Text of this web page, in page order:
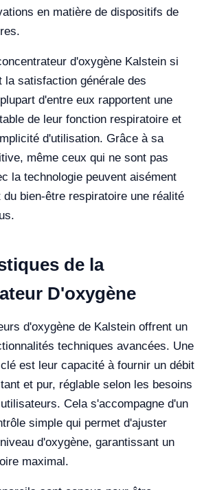
en matière de dispositifs de
d'oxygène Kalstein si
la satisfaction générale des
d'entre eux rapportent une
de leur fonction respiratoire et
d'utilisation. Grâce à sa
même ceux qui ne sont pas
la technologie peuvent aisément
bien-être respiratoire une réalité
de la
D'oxygène
d'oxygène de Kalstein offrent un
techniques avancées. Une
est leur capacité à fournir un débit
et pur, réglable selon les besoins
Cela s'accompagne d'un
simple qui permet d'ajuster
d'oxygène, garantissant un
maximal.